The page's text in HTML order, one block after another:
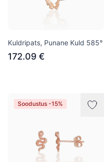
Kuldripats, Punane Kuld 585°
172.09 €
Soodustus -15%